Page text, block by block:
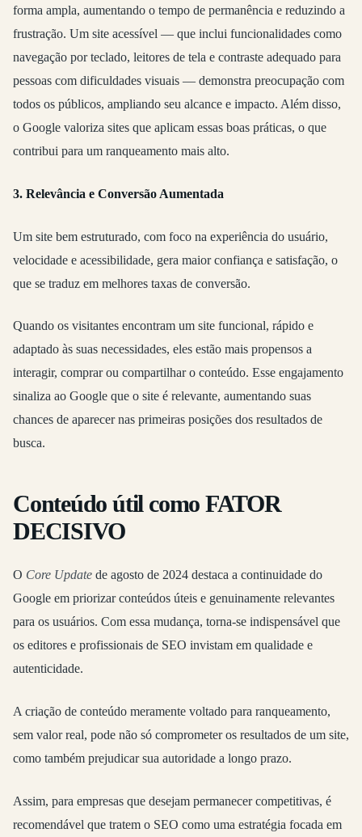
forma ampla, aumentando o tempo de permanência e reduzindo a
frustração. Um site acessível — que inclui funcionalidades como
navegação por teclado, leitores de tela e contraste adequado para
pessoas com dificuldades visuais — demonstra preocupação com
todos os públicos, ampliando seu alcance e impacto. Além disso,
o Google valoriza sites que aplicam essas boas práticas, o que
contribui para um ranqueamento mais alto.
3. Relevância e Conversão Aumentada
Um site bem estruturado, com foco na experiência do usuário,
velocidade e acessibilidade, gera maior confiança e satisfação, o
que se traduz em melhores taxas de conversão.
Quando os visitantes encontram um site funcional, rápido e
adaptado às suas necessidades, eles estão mais propensos a
interagir, comprar ou compartilhar o conteúdo. Esse engajamento
sinaliza ao Google que o site é relevante, aumentando suas
chances de aparecer nas primeiras posições dos resultados de
busca.
Conteúdo útil como FATOR
DECISIVO
O Core Update de agosto de 2024 destaca a continuidade do
Google em priorizar conteúdos úteis e genuinamente relevantes
para os usuários. Com essa mudança, torna-se indispensável que
os editores e profissionais de SEO invistam em qualidade e
autenticidade.
A criação de conteúdo meramente voltado para ranqueamento,
sem valor real, pode não só comprometer os resultados de um site,
como também prejudicar sua autoridade a longo prazo.
Assim, para empresas que desejam permanecer competitivas, é
recomendável que tratem o SEO como uma estratégia focada em